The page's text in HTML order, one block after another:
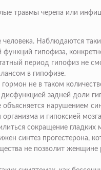
травмы черепа или
Наблюдаются
гипофиза,
период гипофиз не
в гипофизе.
не в таком
задней доли
объясняется нарушением
и гипоксией
сокращение гладких
синтез прогестерона,
не позволит